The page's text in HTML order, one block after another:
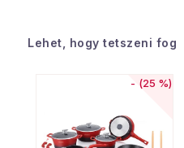
Lehet, hogy tetszeni fog
(25 %)